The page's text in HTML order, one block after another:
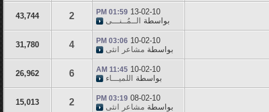
13-02-10
01:59 PM
بواسطة الــمُــنـــى 2
43,744
10-02-10
03:06 PM
بواسطة مشاعر انثى 4
31,780
10-02-10
11:45 AM
بواسطة اللميـــاء 6
26,962
08-02-10
03:19 PM
بواسطة مشاعر انثى 2
15,013